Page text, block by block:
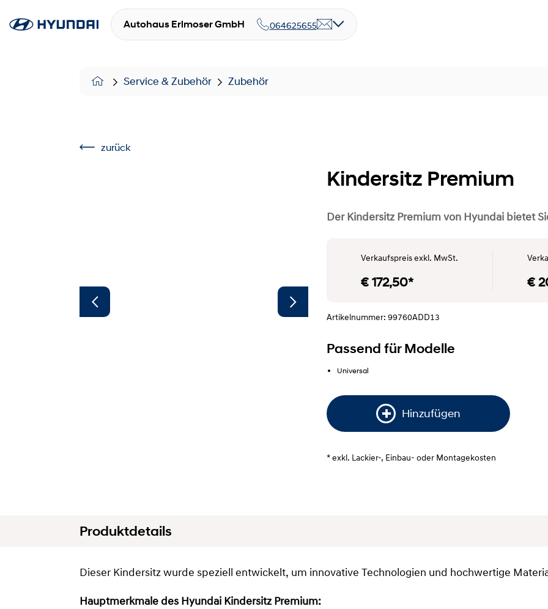
Autohaus Erlmoser GmbH 064625655
Service & Zubehör Zubehör
zurück
Kindersitz Premium
Der Kindersitz Premium von Hyundai bietet
Verkaufspreis exkl. MwSt.
€ 172,50* €
Artikelnummer: 99760ADD13
Passend für Modelle
Universal
Hinzufügen
* exkl. Lackier-, Einbau- oder Montagekosten
Produktdetails
Dieser Kindersitz wurde speziell entwickelt, um innovative Technologien und hochwertige
Hauptmerkmale des Hyundai Kindersitz Premium: